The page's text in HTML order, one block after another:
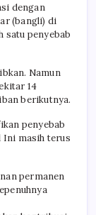
dengan
(bangli) di
satu penyebab
Namun
14
berikutnya.
penyebab
Ini masih terus
permanen